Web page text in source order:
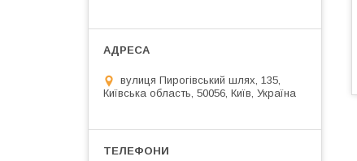
вулиця Пирогівський шлях, 135,
Київська область, 50056, Київ, Україна